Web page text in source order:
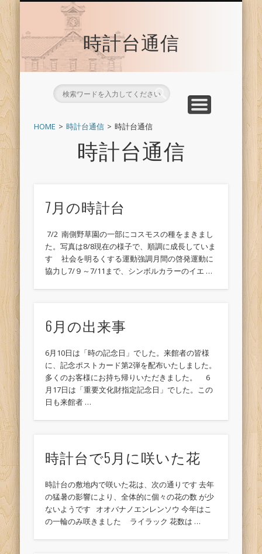
時計台通信
HOME 時計台通信 時計台通信
時計台通信
7月の時計台
7/2 南側野草園の一部にコスモスの種をまきまし
た。写真は8/8現在の様子で、順調に成長していま
す 社会を明るくする運動強調月間の啓発運動に
協力し7/９～7/11まで、シンボルカラーのイエ …
6月の出来事
6月10日は「時の記念日」でした。来館者の皆様
に、記念ポストカード第2弾を配布いたしました。
多くのお客様にお持ち帰りいただきました。 6
月17日は「重要文化財指定記念日」でした。この
日も来館者 …
時計台で5月に咲いた花
時計台の敷地内で咲いた花は、次の通りです 去年
の猛暑の影響により、全体的に個々の花の数 が少
ないようです オオバナノエンレンソウ 今年はこ
の一輪のみ咲きました ライラック 花数は …